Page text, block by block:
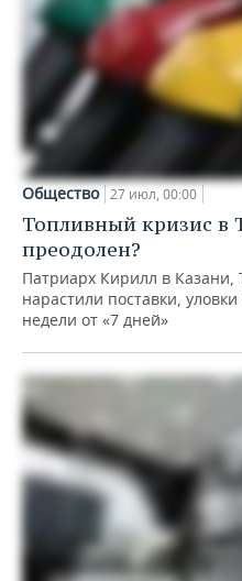
Общество 27 июл, 00:00
Топливный кризис в
преодолен?
Патриарх Кирилл в Казани,
нарастили поставки,
недели от «7 дней»